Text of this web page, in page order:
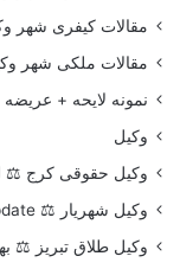
مقالات کیفری شهر
مقالات ملکی شهر
نمونه لایحه +
وکیل
وکیل حقوقی کرج ⚖️
وکیل شهریار ⚖️ last update
وکیل طلاق تبریز ⚖️